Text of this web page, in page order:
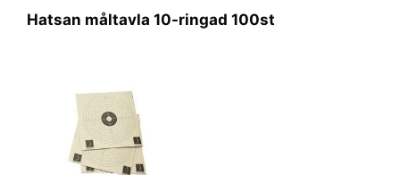
Hatsan måltavla 10-ringad 100st